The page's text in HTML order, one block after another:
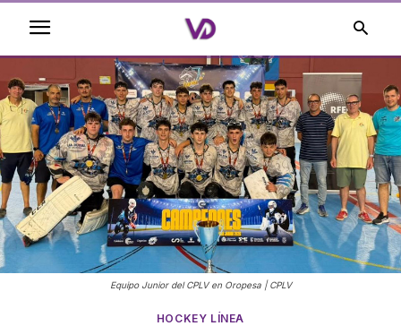
Equipo Junior del CPLV en Oropesa | CPLV
HOCKEY LÍNEA